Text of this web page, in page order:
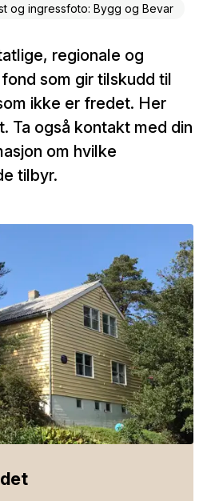
og ingressfoto: Bygg og Bevar
regionale og
som gir tilskudd til
ikke er fredet. Her
Ta også kontakt med din
om hvilke
tilbyr.